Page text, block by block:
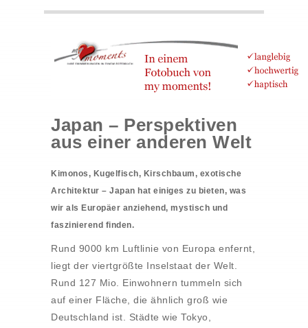
Japan – Perspektiven
aus einer anderen Welt
Kimonos, Kugelfisch, Kirschbaum, exotische
Architektur – Japan hat einiges zu bieten, was
wir als Europäer anziehend, mystisch und
faszinierend finden.
Rund 9000 km Luftlinie von Europa enfernt,
liegt der viertgrößte Inselstaat der Welt.
Rund 127 Mio. Einwohnern tummeln sich
auf einer Fläche, die ähnlich groß wie
Deutschland ist. Städte wie Tokyo,